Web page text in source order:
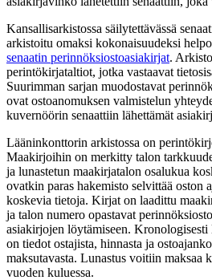
Kansallisarkistossa säilytettävässä
arkistoitu omaksi kokonaisuudeksi
senaatin perinnöksiostoasiakirjat.
perintökirjataltiot, jotka vastaavat
Suurimman sarjan muodostavat
ovat ostoanomuksen valmistelun
kuvernöörin senaattiin lähettämät
Lääninkonttorin arkistossa on
Maakirjoihin on merkitty talon
ja lunastetun maakirjatalon osalukua
ovatkin paras hakemisto selvittää oston
koskevia tietoja. Kirjat on laadittu
ja talon numero opastavat
asiakirjojen löytämiseen. Kronologisesti
on tiedot ostajista, hinnasta ja
maksutavasta. Lunastus voitiin maksaa
vuoden kuluessa.